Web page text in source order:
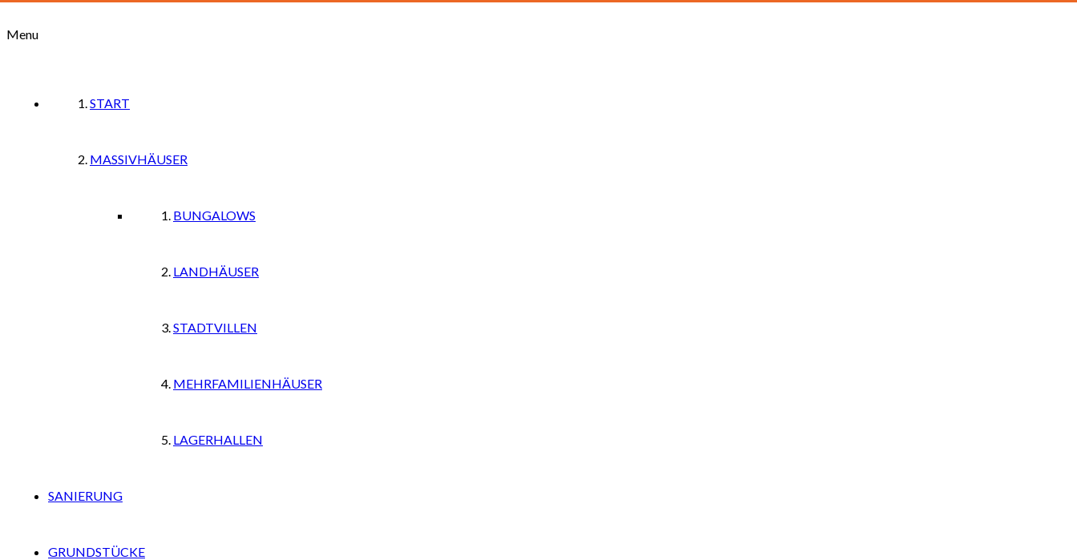
Menu
START
MASSIVHÄUSER
BUNGALOWS
LANDHÄUSER
STADTVILLEN
MEHRFAMILIENHÄUSER
LAGERHALLEN
SANIERUNG
GRUNDSTÜCKE